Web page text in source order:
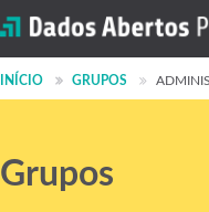
INÍCIO GRUPOS
Grupos